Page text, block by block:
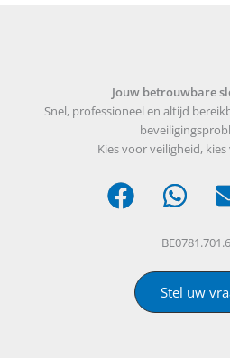
Jouw betrouwbare
Snel, professioneel en altijd
Kies voor veiligheid,
Stel uw